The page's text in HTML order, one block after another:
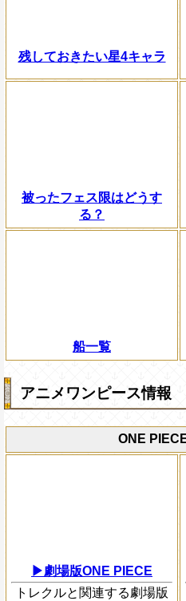
残しておきたい星4キャラ
被ったフェス限はどうす
る？
船一覧
アニメワンピース情報
ONE
▶劇場版ONE PIECE
トレクルと関連する劇場版